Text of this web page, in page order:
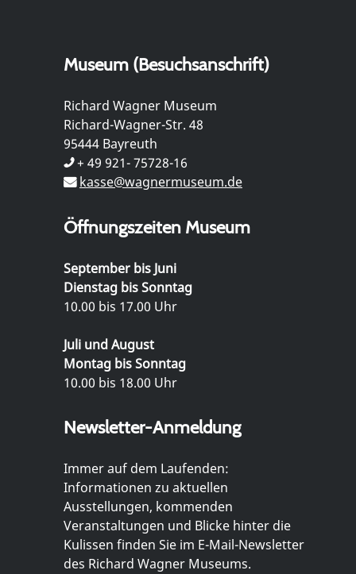
Museum (Besuchsanschrift)
Richard Wagner Museum
Richard-Wagner-Str. 48
95444 Bayreuth
+ 49 921- 75728-16
kasse@wagnermuseum.de
Öffnungszeiten Museum
September bis Juni
Dienstag bis Sonntag
10.00 bis 17.00 Uhr
Juli und August
Montag bis Sonntag
10.00 bis 18.00 Uhr
Newsletter-Anmeldung
Immer auf dem Laufenden:
Informationen zu aktuellen
Ausstellungen, kommenden
Veranstaltungen und Blicke hinter die
Kulissen finden Sie im E-Mail-Newsletter
des Richard Wagner Museums.